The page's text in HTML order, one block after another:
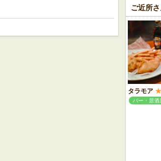
ご近所
タラモア
バー・居酒